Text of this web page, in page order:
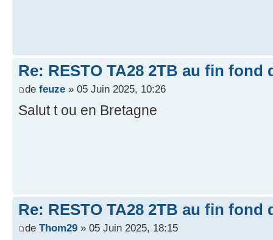
Re: RESTO TA28 2TB au fin fond
de feuze » 05 Juin 2025, 10:26
Salut t ou en Bretagne
Re: RESTO TA28 2TB au fin fond
de Thom29 » 05 Juin 2025, 18:15